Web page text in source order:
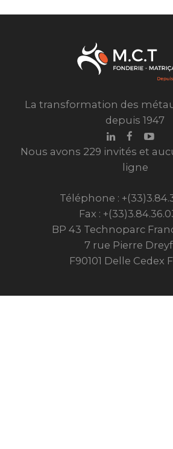
La transformation des
depuis 1947
Nous avons 229 invités et
ligne
Téléphone :
Fax :
BP 43 Technoparc
7 rue Pierre
F90101 Delle Cedex